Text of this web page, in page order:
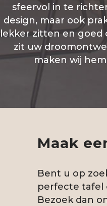
sfeervol in te
design, maar ook
lekker zitten en goed
zit uw
maken wij
Maak
Bent u op
perfecte tafel
Bezoek dan